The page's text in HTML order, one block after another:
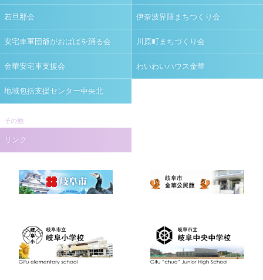
若旦那会 伊奈波界隈まちつくり会
安宅車軍団爺がおばばを踊る会 川原町まちづくり会
金華安宅車支援会 わいわいハウス金華
地域包括支援センター中央北
その他
リンク